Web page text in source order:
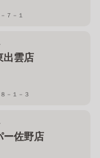
７－１
出雲店
－１－３
ー佐野店